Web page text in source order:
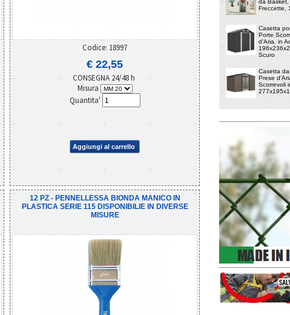
Codice: 18997
€ 22,55
CONSEGNA 24/48 h
Misura
Quantita'
Aggiungi al carrello
12 PZ - PENNELLESSA BIONDA MANICO IN
PLASTICA SERIE 115 DISPONIBILIE IN DIVERSE
MISURE
da Basket,
Freccette,
Casetta
Porte
d'Aria, in
Scuro
Casetta
Prese
Scorrevoli